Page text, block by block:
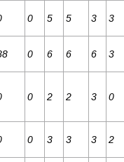
0 5 5 3 3
0 6 6 6 3
0 2 2 3 0
0 3 3 3 2